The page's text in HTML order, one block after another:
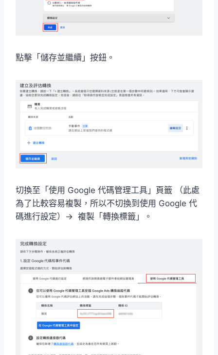
點擊「儲存並繼續」按鈕。
切換至「使用 Google 代碼管理工具」頁籤 （此處
為了比較容易複製，所以不切換到使用 Google 代
碼進行設定）→ 複製「轉換標籤」。